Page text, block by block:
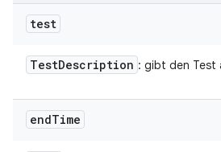
test
TestDescription : gibt den Test
endTime